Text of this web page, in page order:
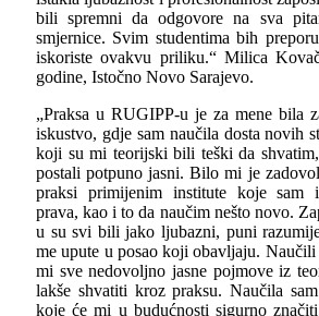
bili spremni da odgovore na sva
smjernice. Svim studentima bih
iskoriste ovakvu priliku.“ Milica
godine, Istočno Novo Sarajevo.
„Praksa u RUGIPP-u je za mene bila
iskustvo, gdje sam naučila dosta novih
koji su mi teorijski bili teški da
postali potpuno jasni. Bilo mi je
praksi primijenim institute koje sam
prava, kao i to da naučim nešto novo.
u su svi bili jako ljubazni, puni
me upute u posao koji obavljaju.
mi sve nedovoljno jasne pojmove iz
lakše shvatiti kroz praksu. Naučila
koje će mi u budućnosti sigurno